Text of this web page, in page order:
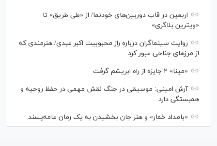
اربعین در قاب دوربین‌های خودنما/ از «طی طریق» تا
«ویترین بلاگری»
روایت سینماگران درباره راز محبوبیت اکبر عبدی/ هنرمندی که
از مرزهای جناحی عبور کرد
«مینا» ۲ جایزه از راه ابریشم گرفت
آرش امینی: موسیقی در جنگ نقش مهمی در حفظ روحیه و
همبستگی دارد
«بامداد خمار» و هنر جان بخشیدن به یک رمان عامه‌پسند